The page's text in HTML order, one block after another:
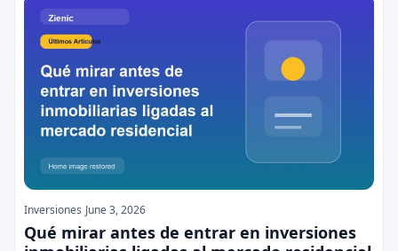
Inversiones June 3, 2026
Qué mirar antes de entrar en inversiones